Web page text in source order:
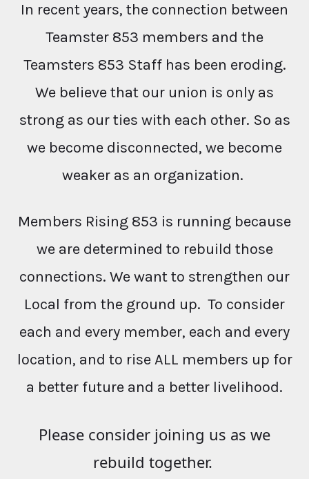
In recent years, the connection between
Teamster 853 members and the
Teamsters 853 Staff has been eroding.
We believe that our union is only as
strong as our ties with each other. So as
we become disconnected, we become
weaker as an organization.
Members Rising 853 is running because
we are determined to rebuild those
connections. We want to strengthen our
Local from the ground up. To consider
each and every member, each and every
location, and to rise ALL members up for
a better future and a better livelihood.
Please consider joining us as we
rebuild together.